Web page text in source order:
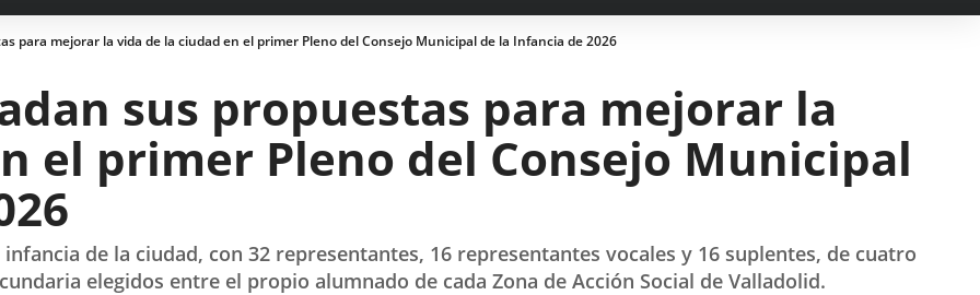
se
abrirá
ventana
nueva.
una
aplicación
para mejorar la vida de la ciudad en el primer Pleno del Consejo Municipal de la Infancia de 2026
sus propuestas para mejorar la
el primer Pleno del Consejo Municipal
de la ciudad, con 32 representantes, 16 representantes vocales y 16 suplentes, de cuatro
elegidos entre el propio alumnado de cada Zona de Acción Social de Valladolid.